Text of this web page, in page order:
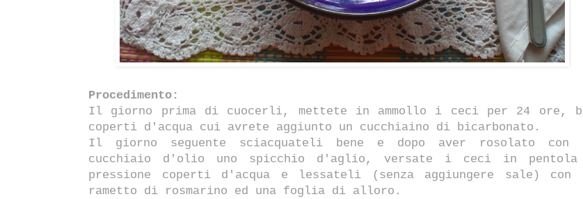
Procedimento:
Il giorno prima di cuocerli, mettete in ammollo i ceci per 24 ore,
coperti d'acqua cui avrete aggiunto un cucchiaino di bicarbonato.
Il giorno seguente sciacquateli bene e dopo aver rosolato con
cucchiaio d'olio uno spicchio d'aglio, versate i ceci in
pressione coperti d'acqua e lessateli (senza aggiungere sale) con
rametto di rosmarino ed una foglia di alloro.